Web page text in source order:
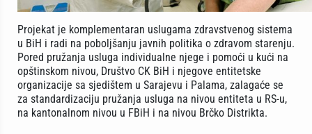
Projekat je komplementaran uslugama zdravstvenog sistema
u BiH i radi na poboljšanju javnih politika o zdravom starenju.
Pored pružanja usluga individualne njege i pomoći u kući na
opštinskom nivou, Društvo CK BiH i njegove entitetske
organizacije sa sjedištem u Sarajevu i Palama, zalagaće se
za standardizaciju pružanja usluga na nivou entiteta u RS-u,
na kantonalnom nivou u FBiH i na nivou Brčko Distrikta.